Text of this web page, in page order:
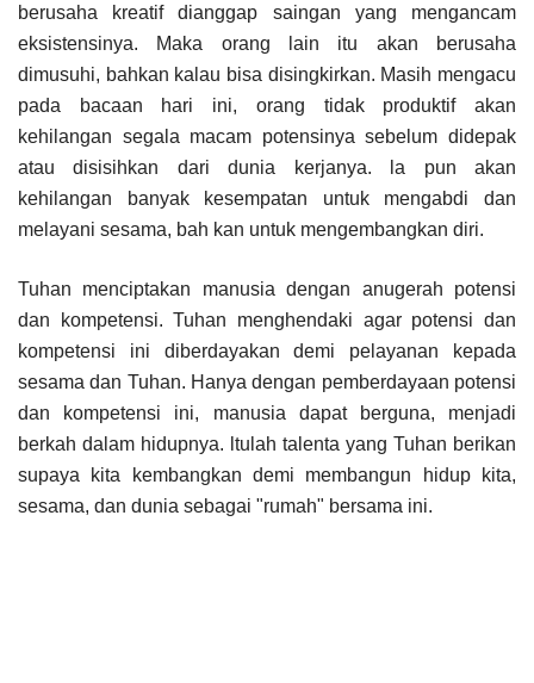
berusaha kreatif dianggap saingan yang mengancam
eksistensinya. Maka orang lain itu akan berusaha
dimusuhi, bahkan kalau bisa disingkirkan. Masih mengacu
pada bacaan hari ini, orang tidak produktif akan
kehilangan segala macam potensinya sebelum didepak
atau disisihkan dari dunia kerjanya. la pun akan
kehilangan banyak kesempatan untuk mengabdi dan
melayani sesama, bah kan untuk mengembangkan diri.
Tuhan menciptakan manusia dengan anugerah potensi
dan kompetensi. Tuhan menghendaki agar potensi dan
kompetensi ini diberdayakan demi pelayanan kepada
sesama dan Tuhan. Hanya dengan pemberdayaan potensi
dan kompetensi ini, manusia dapat berguna, menjadi
berkah dalam hidupnya. ltulah talenta yang Tuhan berikan
supaya kita kembangkan demi membangun hidup kita,
sesama, dan dunia sebagai "rumah" bersama ini.